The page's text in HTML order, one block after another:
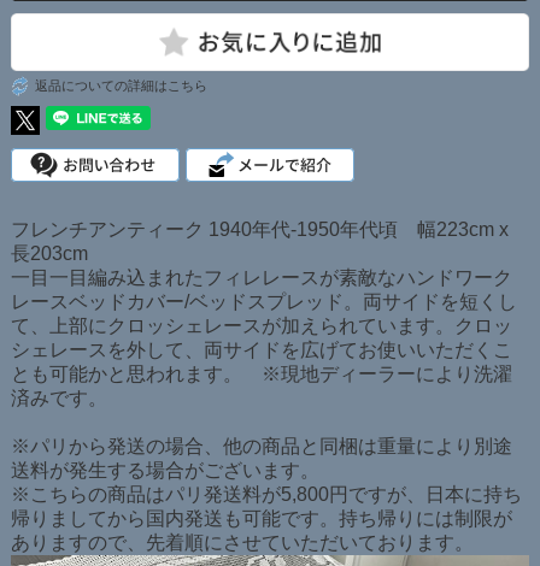
返品についての詳細はこちら
フレンチアンティーク 1940年代-1950年代頃 幅223cm x
長203cm
一目一目編み込まれたフィレレースが素敵なハンドワーク
レースベッドカバー/ベッドスプレッド。両サイドを短くし
て、上部にクロッシェレースが加えられています。クロッ
シェレースを外して、両サイドを広げてお使いいただくこ
とも可能かと思われます。 ※現地ディーラーにより洗濯
済みです。
※パリから発送の場合、他の商品と同梱は重量により別途
送料が発生する場合がございます。
※こちらの商品はパリ発送料が5,800円ですが、日本に持ち
帰りましてから国内発送も可能です。持ち帰りには制限が
ありますので、先着順にさせていただいております。